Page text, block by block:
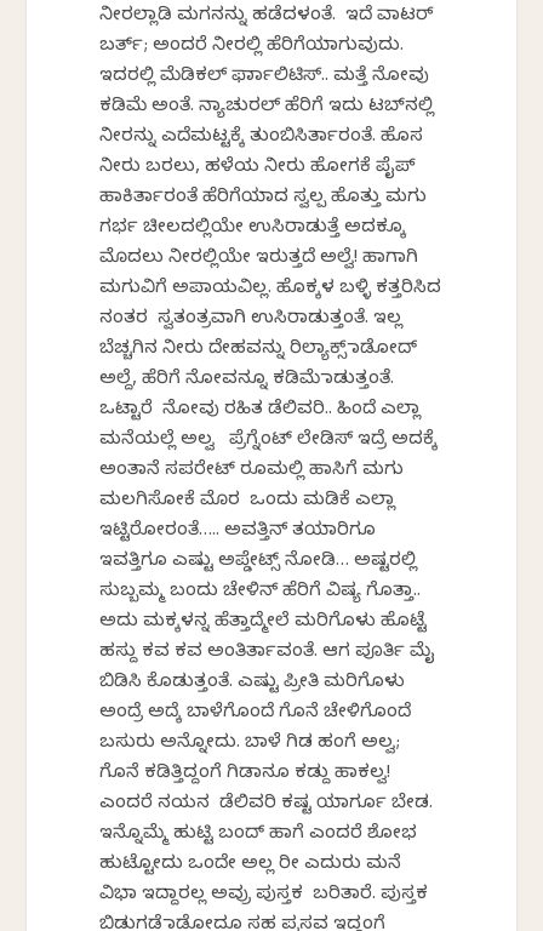
ನೀರಲ್ಲಾಡಿ ಮಗನನ್ನು ಹಡೆದಳಂತೆ. ಇದೆ ವಾಟರ್
ಬರ್ತ್; ಅಂದರೆ ನೀರಲ್ಲಿ ಹೆರಿಗೆಯಾಗುವುದು.
ಇದರಲ್ಲಿ ಮೆಡಿಕಲ್ ಫಾರ್ಮಾಲಿಟಿಸ್.. ಮತ್ತೆ ನೋವು
ಕಡಿಮೆ ಅಂತೆ. ನ್ಯಾಚುರಲ್ ಹೆರಿಗೆ ಇದು ಟಬ್‌ನಲ್ಲಿ
ನೀರನ್ನು ಎದೆಮಟ್ಟಕ್ಕೆ ತುಂಬಿಸಿರ್ತಾರಂತೆ. ಹೊಸ
ನೀರು ಬರಲು, ಹಳೆಯ ನೀರು ಹೋಗಕೆ ಪೈಪ್
ಹಾಕಿರ್ತಾರಂತೆ ಹೆರಿಗೆಯಾದ ಸ್ವಲ್ಪ ಹೊತ್ತು ಮಗು
ಗರ್ಭ ಚೀಲದಲ್ಲಿಯೇ ಉಸಿರಾಡುತ್ತೆ ಅದಕ್ಕೂ
ಮೊದಲು ನೀರಲ್ಲಿಯೇ ಇರುತ್ತದೆ ಅಲ್ವೆ! ಹಾಗಾಗಿ
ಮಗುವಿಗೆ ಅಪಾಯವಿಲ್ಲ. ಹೊಕ್ಕಳ ಬಳ್ಳಿ ಕತ್ತರಿಸಿದ
ನಂತರ ಸ್ವತಂತ್ರವಾಗಿ ಉಸಿರಾಡುತ್ತಂತೆ. ಇಲ್ಲ
ಬೆಚ್ಚಗಿನ ನೀರು ದೇಹವನ್ನು ರಿಲ್ಯಾಕ್ಸ್ ಮಾಡೋದ್
ಅಲ್ದೆ, ಹೆರಿಗೆ ನೋವನ್ನೂ ಕಡಿಮೆ ಮಾಡುತ್ತಂತೆ.
ಒಟ್ಟಾರೆ ನೋವು ರಹಿತ ಡೆಲಿವರಿ.. ಹಿಂದೆ ಎಲ್ಲಾ
ಮನೆಯಲ್ಲೆ ಅಲ್ವ ಪ್ರೆಗ್ನೆಂಟ್ ಲೇಡಿಸ್ ಇದ್ರೆ ಅದಕ್ಕೆ
ಅಂತಾನೆ ಸಪರೇಟ್ ರೂಮಲ್ಲಿ ಹಾಸಿಗೆ ಮಗು
ಮಲಗಿಸೋಕೆ ಮೊರ ಒಂದು ಮಡಿಕೆ ಎಲ್ಲಾ
ಇಟ್ಟಿರೋರಂತೆ….. ಅವತ್ತಿನ್ ತಯಾರಿಗೂ
ಇವತ್ತಿಗೂ ಎಷ್ಟು ಅಪ್ಡೇಟ್ಸ್ ನೋಡಿ… ಅಷ್ಟರಲ್ಲಿ
ಸುಬ್ಬಮ್ಮ ಬಂದು ಚೇಳಿನ್ ಹೆರಿಗೆ ವಿಷ್ಯ ಗೊತ್ತಾ..
ಅದು ಮಕ್ಕಳನ್ನ ಹೆತ್ತಾದ್ಮೇಲೆ ಮರಿಗೊಳು ಹೊಟ್ಟೆ
ಹಸ್ದು ಕವ ಕವ ಅಂತಿರ್ತಾವಂತೆ. ಆಗ ಪೂರ್ತಿ ಮೈ
ಬಿಡಿಸಿ ಕೊಡುತ್ತಂತೆ. ಎಷ್ಟು ಪ್ರೀತಿ ಮರಿಗೊಳು
ಅಂದ್ರೆ ಅದ್ಕೆ ಬಾಳೆಗೊಂದೆ ಗೊನೆ ಚೇಳಿಗೊಂದೆ
ಬಸುರು ಅನ್ನೋದು. ಬಾಳೆ ಗಿಡ ಹಂಗೆ ಅಲ್ವ;
ಗೊನೆ ಕಡಿತ್ತಿದ್ದಂಗೆ ಗಿಡಾನೂ ಕಡ್ದು ಹಾಕಲ್ವ!
ಎಂದರೆ ನಯನ ಡೆಲಿವರಿ ಕಷ್ಟ ಯಾರ್ಗೂ ಬೇಡ.
ಇನ್ನೊಮ್ಮೆ ಹುಟ್ಟಿ ಬಂದ್ ಹಾಗೆ ಎಂದರೆ ಶೋಭ
ಹುಟ್ಟೋದು ಒಂದೇ ಅಲ್ಲ ರೀ ಎದುರು ಮನೆ
ವಿಭಾ ಇದ್ದಾರಲ್ಲ ಅವ್ರು ಪುಸ್ತಕ ಬರಿತಾರೆ. ಪುಸ್ತಕ
ಬಿಡುಗಡೆ ಮಾಡೋದೂ ಸಹ ಪ್ರಸವ ಇದ್ದಂಗೆ